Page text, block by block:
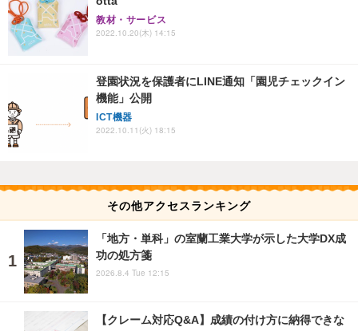
教材・サービス
2022.10.20(木) 14:15
登園状況を保護者にLINE通知「園児チェックイン
機能」公開
ICT機器
2022.10.11(火) 18:15
その他アクセスランキング
「地方・単科」の室蘭工業大学が示した大学DX成
功の処方箋
2026.8.4 Tue 12:15
【クレーム対応Q&A】成績の付け方に納得できな